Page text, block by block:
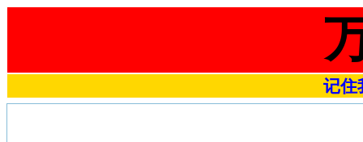
记住